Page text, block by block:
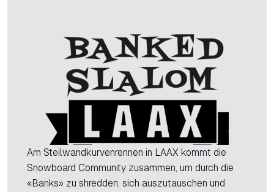
Am Steilwandkurvenrennen in LAAX kommt die
Snowboard Community zusammen, um durch die
«Banks» zu shredden, sich auszutauschen und